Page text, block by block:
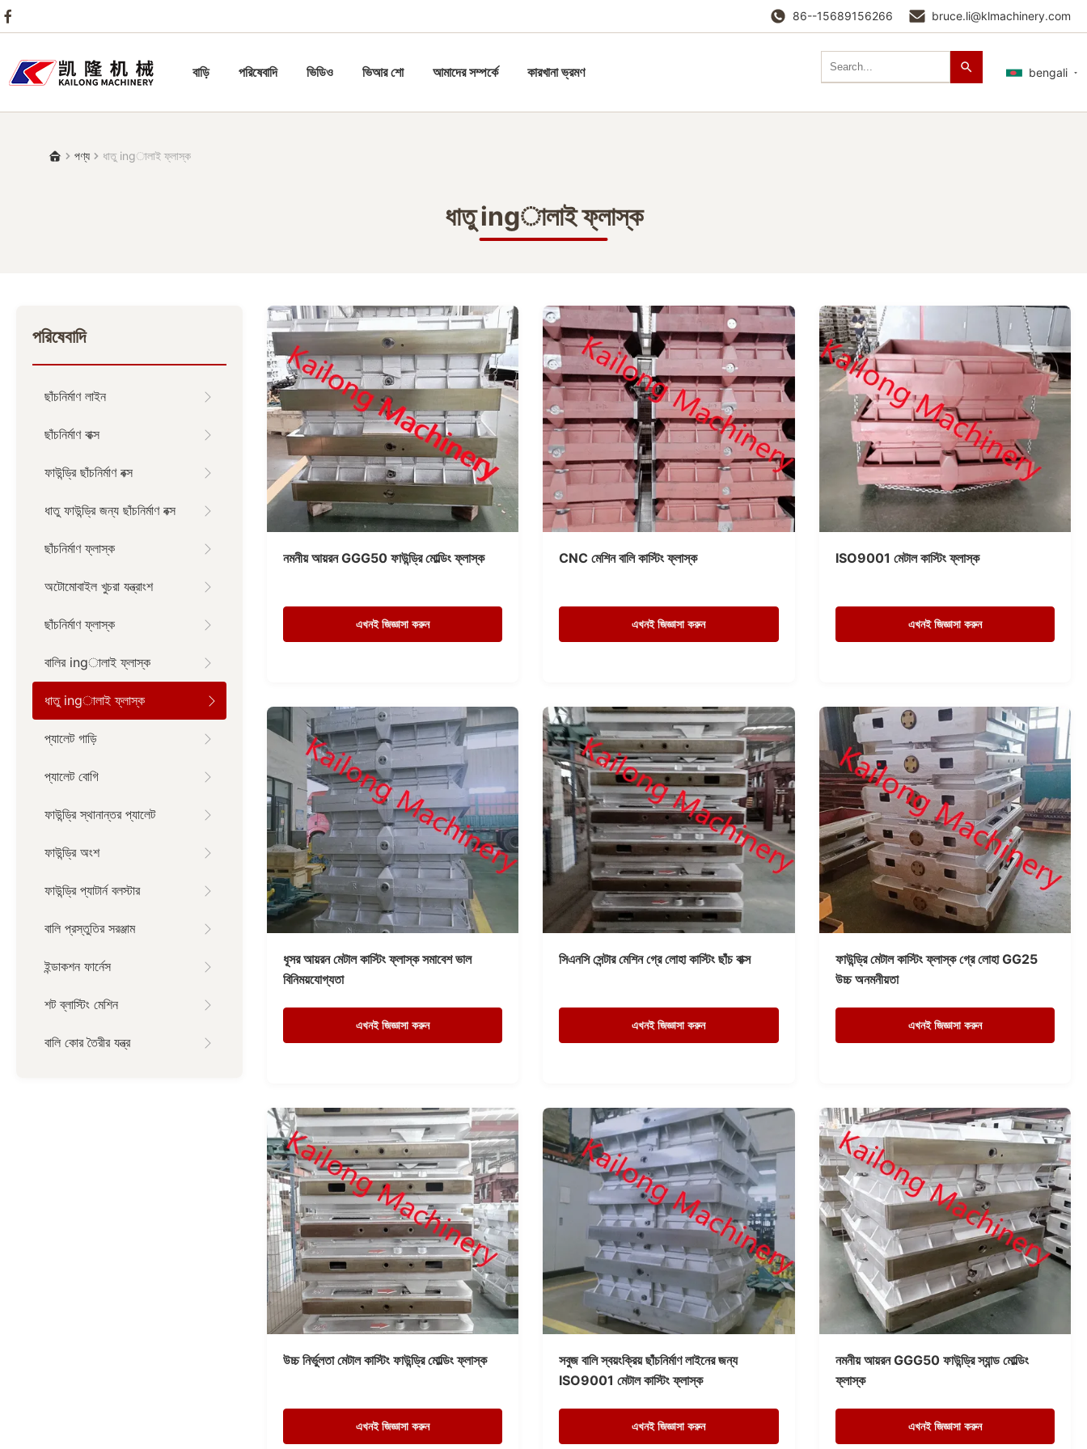
86--15689156266 bruce.li@klmachinery.com
বাড়ি পরিষেবাদি ভিডিও ভিআর শো আমাদের সম্পর্কে কারখানা ভ্রমণ bengali
পণ্য ধাতু ingালাই ফ্লাস্ক
ধাতু ingালাই ফ্লাস্ক
পরিষেবাদি
ছাঁচনির্মাণ লাইন
ছাঁচনির্মাণ বাক্স
ফাউন্ড্রি ছাঁচনির্মাণ বক্স
ধাতু ফাউন্ড্রি জন্য ছাঁচনির্মাণ বক্স
ছাঁচনির্মাণ ফ্লাস্ক
অটোমোবাইল খুচরা যন্ত্রাংশ
ছাঁচনির্মাণ ফ্লাস্ক
বালির ingালাই ফ্লাস্ক
ধাতু ingালাই ফ্লাস্ক
প্যালেট গাড়ি
প্যালেট বোগি
ফাউন্ড্রি স্থানান্তর প্যালেট
ফাউন্ড্রি অংশ
ফাউন্ড্রি প্যাটার্ন বলস্টার
বালি প্রস্তুতির সরঞ্জাম
ইন্ডাকশন ফার্নেস
শট ব্লাস্টিং মেশিন
বালি কোর তৈরীর যন্ত্র
নমনীয় আয়রন GGG50 ফাউন্ড্রি মোল্ডিং ফ্লাস্ক
এখনই জিজ্ঞাসা করুন
CNC মেশিন বালি কাস্টিং ফ্লাস্ক
এখনই জিজ্ঞাসা করুন
ISO9001 মেটাল কাস্টিং ফ্লাস্ক
এখনই জিজ্ঞাসা করুন
ধূসর আয়রন মেটাল কাস্টিং ফ্লাস্ক সমাবেশ ভাল
বিনিময়যোগ্যতা
এখনই জিজ্ঞাসা করুন
সিএনসি সেন্টার মেশিন গ্রে লোহা কাস্টিং ছাঁচ বাক্স
এখনই জিজ্ঞাসা করুন
ফাউন্ড্রি মেটাল কাস্টিং ফ্লাস্ক গ্রে লোহা GG25
উচ্চ অনমনীয়তা
এখনই জিজ্ঞাসা করুন
উচ্চ নির্ভুলতা মেটাল কাস্টিং ফাউন্ড্রি মোল্ডিং ফ্লাস্ক
এখনই জিজ্ঞাসা করুন
সবুজ বালি স্বয়ংক্রিয় ছাঁচনির্মাণ লাইনের জন্য
ISO9001 মেটাল কাস্টিং ফ্লাস্ক
এখনই জিজ্ঞাসা করুন
নমনীয় আয়রন GGG50 ফাউন্ড্রি স্যান্ড মোল্ডিং
ফ্লাস্ক
এখনই জিজ্ঞাসা করুন